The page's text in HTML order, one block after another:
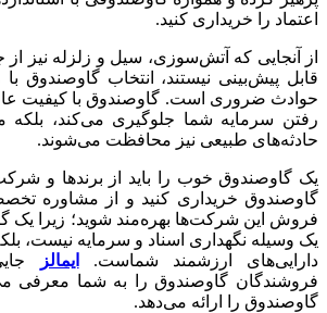
اعتماد را خریداری کنید.
از آنجایی که آتش‌سوزی، سیل و زلزله نیز از
قابل پیش‌بینی نیستند، انتخاب گاوصندوق
حوادث ضروری است. گاوصندوق با کیفیت
رفتن سرمایه شما جلوگیری می‌کند، بلکه
حادثه‌های طبیعی نیز محافظت می‌شوند.
یک گاوصندوق خوب را باید از برندها و
گاوصندوق خریداری کنید و از مشاوره
فروش این شرکت‌ها بهره‌مند شوید؛ زیرا یک
یک وسیله نگهداری اسناد و سرمایه نیست،
دارایی‌های ارزشمند شماست.
ایمالز
فروشندگان گاوصندوق را به شما معرفی
گاوصندوق را ارائه می‌دهد.